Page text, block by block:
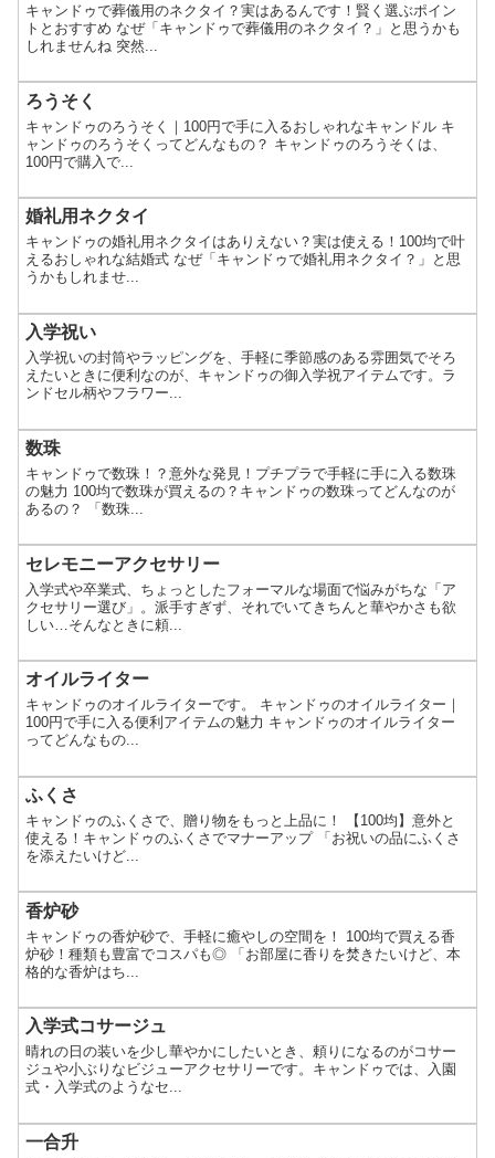
キャンドゥで葬儀用のネクタイ？実はあるんです！賢く選ぶポイン
トとおすすめ なぜ「キャンドゥで葬儀用のネクタイ？」と思うかも
しれませんね 突然...
ろうそく
キャンドゥのろうそく｜100円で手に入るおしゃれなキャンドル キ
ャンドゥのろうそくってどんなもの？ キャンドゥのろうそくは、
100円で購入で...
婚礼用ネクタイ
キャンドゥの婚礼用ネクタイはありえない？実は使える！100均で叶
えるおしゃれな結婚式 なぜ「キャンドゥで婚礼用ネクタイ？」と思
うかもしれませ...
入学祝い
入学祝いの封筒やラッピングを、手軽に季節感のある雰囲気でそろ
えたいときに便利なのが、キャンドゥの御入学祝アイテムです。ラ
ンドセル柄やフラワー...
数珠
キャンドゥで数珠！？意外な発見！プチプラで手軽に手に入る数珠
の魅力 100均で数珠が買えるの？キャンドゥの数珠ってどんなのが
あるの？ 「数珠...
セレモニーアクセサリー
入学式や卒業式、ちょっとしたフォーマルな場面で悩みがちな「ア
クセサリー選び」。派手すぎず、それでいてきちんと華やかさも欲
しい…そんなときに頼...
オイルライター
キャンドゥのオイルライターです。 キャンドゥのオイルライター｜
100円で手に入る便利アイテムの魅力 キャンドゥのオイルライター
ってどんなもの...
ふくさ
キャンドゥのふくさで、贈り物をもっと上品に！ 【100均】意外と
使える！キャンドゥのふくさでマナーアップ 「お祝いの品にふくさ
を添えたいけど...
香炉砂
キャンドゥの香炉砂で、手軽に癒やしの空間を！ 100均で買える香
炉砂！種類も豊富でコスパも◎ 「お部屋に香りを焚きたいけど、本
格的な香炉はち...
入学式コサージュ
晴れの日の装いを少し華やかにしたいとき、頼りになるのがコサー
ジュや小ぶりなビジューアクセサリーです。キャンドゥでは、入園
式・入学式のようなセ...
一合升